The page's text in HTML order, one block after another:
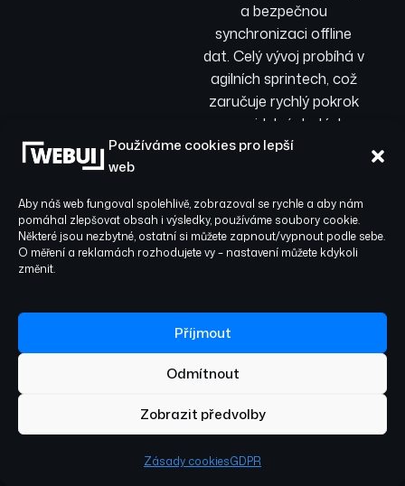
Používáme cookies pro lepší
web
Aby náš web fungoval spolehlivě, zobrazoval se rychle a aby nám
pomáhal zlepšovat obsah i výsledky, používáme soubory cookie.
Některé jsou nezbytné, ostatní si můžete zapnout/vypnout podle sebe.
O měření a reklamách rozhodujete vy – nastavení můžete kdykoli
změnit.
Příjmout
Odmítnout
Zobrazit předvolby
Zásady cookiesGDPR
a bezpečnou
synchronizaci offline
dat. Celý vývoj probíhá v
agilních sprintech, což
zaručuje rychlý pokrok
a pravidelné dodávky.
03
Bezpečnost a
starostí
Nemusíte se obávat o
kvalitu ani bezpečnost.
unit, přes integrační až
automaticky a jsou